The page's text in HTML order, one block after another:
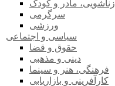
زناشویی، مادر و کودک
سرگرمی
ورزشی
سیاسی و اجتماعی
حقوق و قضا
دینی و مذهبی
فرهنگی، هنر و سینما
کارآفرینی و بازاریابی